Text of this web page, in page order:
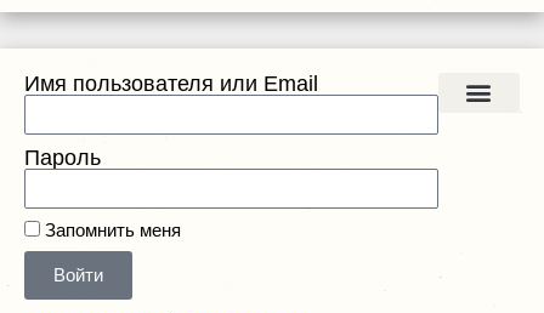
Имя пользователя или Email
Пароль
Запомнить меня
Войти